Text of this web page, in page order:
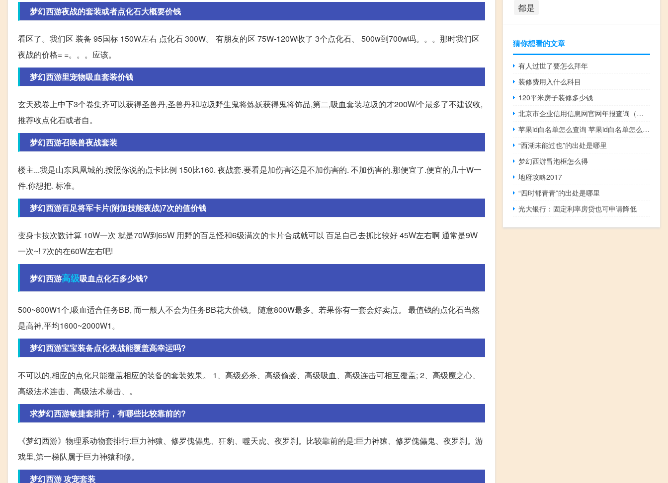
梦幻西游夜战的套装或者点化石大概要价钱
看区了。我们区 装备 95国标 150W左右 点化石 300W。 有朋友的区 75W-120W收了 3个点化石、 500w到700w吗。。。那时我们区
夜战的价格= =。。。应该。
梦幻西游里宠物吸血套装价钱
玄天残卷上中下3个卷集齐可以获得圣兽丹,圣兽丹和垃圾野生鬼将炼妖获得鬼将饰品,第二,吸血套装垃圾的才200W/个最多了不建议收,
推荐收点化石或者自。
梦幻西游召唤兽夜战套装
楼主...我是山东凤凰城的.按照你说的点卡比例 150比160. 夜战套.要看是加伤害还是不加伤害的. 不加伤害的.那便宜了.便宜的几十W一
件.你想把. 标准。
梦幻西游百足将军卡片(附加技能夜战)7次的值价钱
变身卡按次数计算 10W一次 就是70W到65W 用野的百足怪和6级满次的卡片合成就可以 百足自己去抓比较好 45W左右啊 通常是9W
一次~! 7次的在60W左右吧!
梦幻西游高级吸血点化石多少钱?
500~800W1个,吸血适合任务BB, 而一般人不会为任务BB花大价钱。 随意800W最多。若果你有一套会好卖点。 最值钱的点化石当然
是高神,平均1600~2000W1。
梦幻西游宝宝装备点化夜战能覆盖高幸运吗?
不可以的,相应的点化只能覆盖相应的装备的套装效果。 1、高级必杀、高级偷袭、高级吸血、高级连击可相互覆盖; 2、高级魔之心、
高级法术连击、高级法术暴击、。
求梦幻西游敏捷套排行，有哪些比较靠前的?
《梦幻西游》物理系动物套排行:巨力神猿、修罗傀儡鬼、狂豹、噬天虎、夜罗刹。比较靠前的是:巨力神猿、修罗傀儡鬼、夜罗刹。游
戏里,第一梯队属于巨力神猿和修。
梦幻西游 攻宠套装
都是
猜你想看的文章
有人过世了要怎么拜年
装修费用入什么科目
120平米房子装修多少钱
北京市企业信用信息网官网年报查询（北京市企业信用信息网官网年报）
苹果id白名单怎么查询 苹果id白名单怎么解锁
“西湖未能过也”的出处是哪里
梦幻西游冒泡框怎么得
地府攻略2017
“四时郁青青”的出处是哪里
光大银行：固定利率房贷也可申请降低